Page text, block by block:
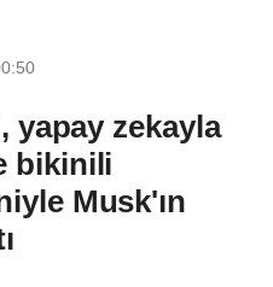
yapay zekayla
bikinili
Musk'ın